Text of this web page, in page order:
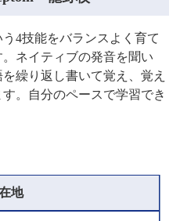
4技能をバランスよく育て
ネイティブの発音を聞い
繰り返し書いて覚え、覚え
。自分のペースで学習でき
地